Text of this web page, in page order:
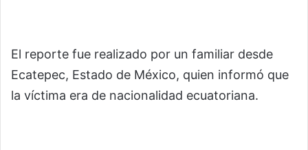
El reporte fue realizado por un familiar desde
Ecatepec, Estado de México, quien informó que
la víctima era de nacionalidad ecuatoriana.